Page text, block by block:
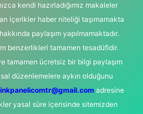
kendi hazırladığımız makaleler
içerikler haber niteliği taşımamakta
paylaşım yapılmamaktadır.
benzerlikleri tamamen tesadüfidir.
tamamen ücretsiz bir bilgi paylaşım
düzenlemelere aykırı olduğunu
adresine
yasal süre içerisinde sitemizden